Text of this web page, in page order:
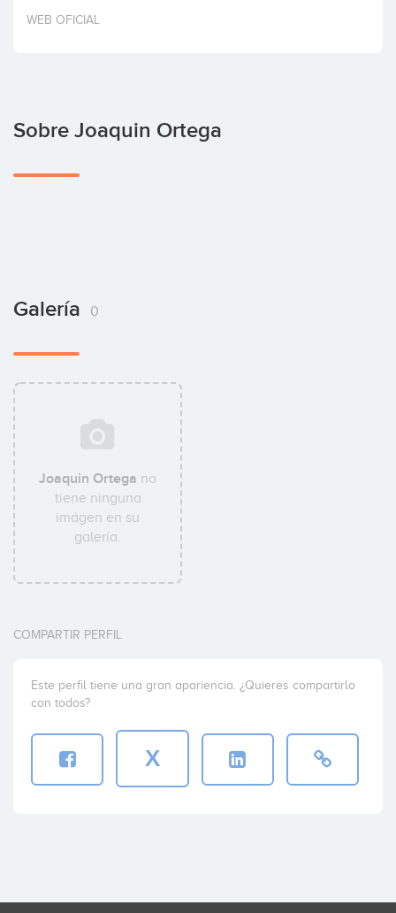
Invertir
WEB OFICIAL
Sobre Joaquin Ortega
Galería 0
Joaquin Ortega no
tiene ninguna
imágen en su
galería.
COMPARTIR PERFIL
Este perfil tiene una gran apariencia. ¿Quieres compartirlo
con todos?
X